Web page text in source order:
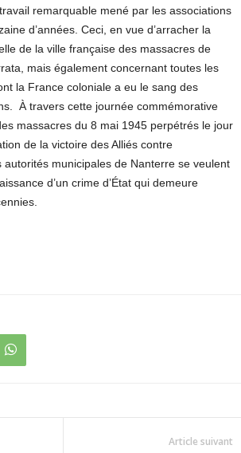
travail remarquable mené par les associations
d’années. Ceci, en vue d’arracher la
de la ville française des massacres de
mais également concernant toutes les
la France coloniale a eu le sang des
À travers cette journée commémorative
massacres du 8 mai 1945 perpétrés le jour
de la victoire des Alliés contre
autorités municipales de Nanterre se veulent
d’un crime d’État qui demeure
Article suivant